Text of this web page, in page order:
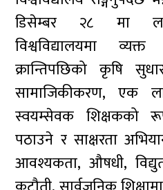
डिसेम्बर २८ मा
विश्वविद्यालयमा
क्रान्तिपछिको कृषि
सामाजिकीकरण, एक
स्वयम्सेवक शिक्षकको
पठाउने र साक्षरता
आवश्यकता, औषधी,